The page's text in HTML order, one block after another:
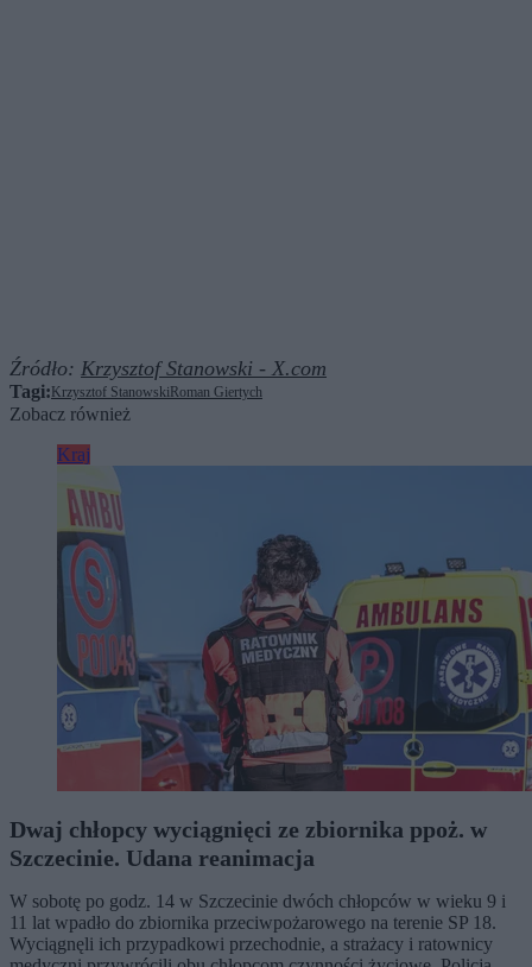
Źródło: Krzysztof Stanowski - X.com
Tagi: Krzysztof Stanowski Roman Giertych
Zobacz również
Kraj
Dwaj chłopcy wyciągnięci ze zbiornika ppoż. w
Szczecinie. Udana reanimacja
W sobotę po godz. 14 w Szczecinie dwóch chłopców w wieku 9 i
11 lat wpadło do zbiornika przeciwpożarowego na terenie SP 18.
Wyciągnęli ich przypadkowi przechodnie, a strażacy i ratownicy